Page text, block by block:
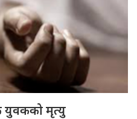
युवकको मृत्यु